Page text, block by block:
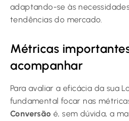
adaptando-se às
tendências do mercado.
Métricas
acompanhar
Para avaliar a eficácia da sua
fundamental focar nas
Conversão é, sem dúvida, a